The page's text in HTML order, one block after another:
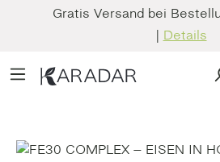
Zum Hauptinhalt springen
Gratis Versand bei
Details
Bildergalerie überspringen